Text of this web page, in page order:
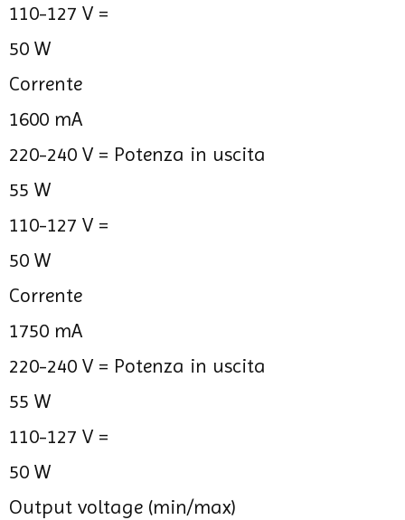
110-127 V =
50 W
Corrente
1600 mA
220-240 V = Potenza in uscita
55 W
110-127 V =
50 W
Corrente
1750 mA
220-240 V = Potenza in uscita
55 W
110-127 V =
50 W
Output voltage (min/max)